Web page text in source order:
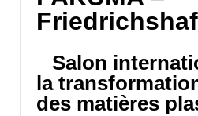
Salon
la
des matières